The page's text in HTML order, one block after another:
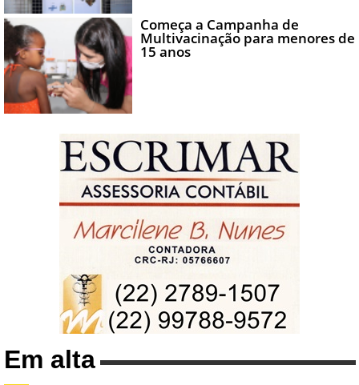
Começa a Campanha de
Multivacinação para menores de
15 anos
Em alta